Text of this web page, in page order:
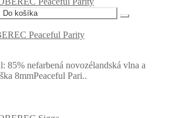
Do košíka
Peaceful Parity
85% nefarbená novozélandská vlna a
8mmPeaceful Pari..